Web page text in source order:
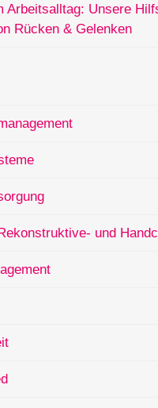
Arbeitsalltag: Unsere
Rücken & Gelenken
und